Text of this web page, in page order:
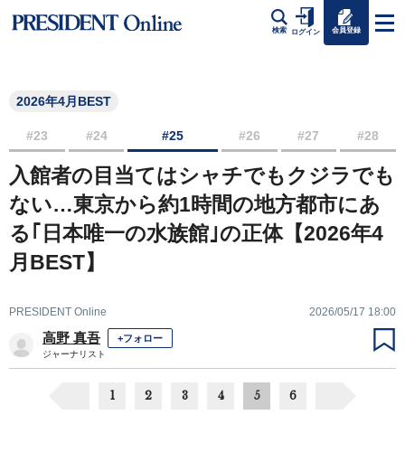
検索 ログイン 会員登録
2026年4月BEST
#23 #24 #25 #26 #27 #28
入館者の目当てはシャチでもクジラでも
ない…東京から約1時間の地方都市にあ
る｢日本唯一の水族館｣の正体【2026年4
月BEST】
PRESIDENT Online 2026/05/17 18:00
高野 真吾 +フォロー
ジャーナリスト
1 2 3 4 5 6